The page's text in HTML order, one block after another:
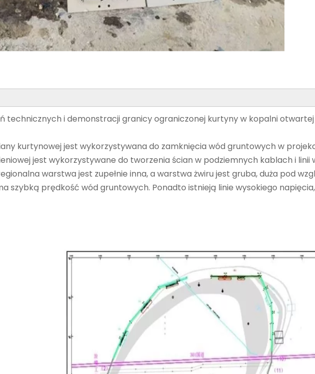
technicznych i demonstracji granicy ograniczonej kurtyny w kopalni
kurtynowej jest wykorzystywana do zamknięcia wód gruntowych w
jest wykorzystywane do tworzenia ścian w podziemnych kablach i
warstwa jest zupełnie inna, a warstwa żwiru jest gruba, duża pod
szybką prędkość wód gruntowych. Ponadto istnieją linie wysokiego